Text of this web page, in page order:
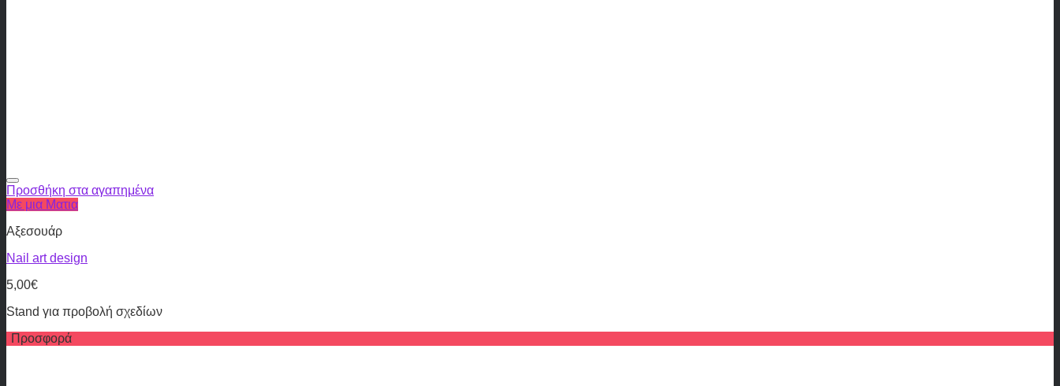
Προσθήκη στα αγαπημένα
Με μια Ματια
Αξεσουάρ
Nail art design
5,00€
Stand για προβολή σχεδίων
Προσφορά